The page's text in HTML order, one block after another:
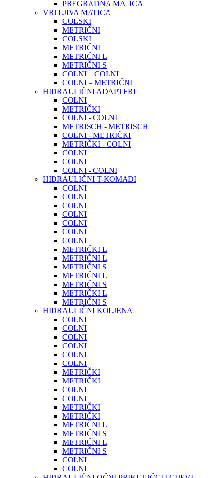
PREGRADNA MATICA
VRTLJIVA MATICA
COLSKI
METRIČNI
COLSKI
METRIČNI
METRIČNI L
METRIČNI S
COLNI – COLNI
COLNI – METRIČNI
HIDRAULIČNI ADAPTERI
COLNI
METRIČKI
COLNI - COLNI
METRISCH - METRISCH
COLNI - METRIČKI
METRIČKI - COLNI
COLNI
COLNI
COLNI - COLNI
HIDRAULIČNI T-KOMADI
COLNI
COLNI
COLNI
COLNI
COLNI
COLNI
COLNI
METRIČKI L
METRIČNI L
METRIČNI S
METRIČNI L
METRIČNI S
METRIČKI L
METRIČNI S
HIDRAULIČNI KOLJENA
COLNI
COLNI
COLNI
COLNI
COLNI
COLNI
METRIČKI
METRIČKI
COLNI
COLNI
METRIČKI
METRIČKI
METRIČNI L
METRIČNI S
METRIČNI L
METRIČNI S
COLNI
COLNI